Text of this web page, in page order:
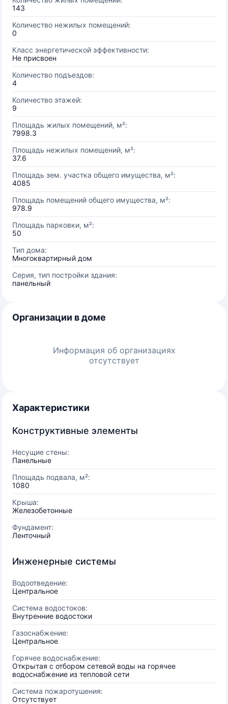
143
Количество нежилых помещений:
0
Класс энергетической эффективности:
Не присвоен
Количество подъездов:
4
Количество этажей:
9
Площадь жилых помещений, м²:
7998.3
Площадь нежилых помещений, м²:
37.6
Площадь зем. участка общего имущества, м²:
4085
Площадь помещений общего имущества, м²:
978.9
Площадь парковки, м²:
50
Тип дома:
Многоквартирный дом
Серия, тип постройки здания:
панельный
Организации в доме
Информация об организациях
отсутствует
Характеристики
Конструктивные элементы
Несущие стены:
Панельные
Площадь подвала, м²:
1080
Крыша:
Железобетонные
Фундамент:
Ленточный
Инженерные системы
Водоотведение:
Центральное
Система водостоков:
Внутренние водостоки
Газоснабжение:
Центральное
Горячее водоснабжение:
Открытая с отбором сетевой воды на горячее
водоснабжение из тепловой сети
Система пожаротушения:
Отсутствует